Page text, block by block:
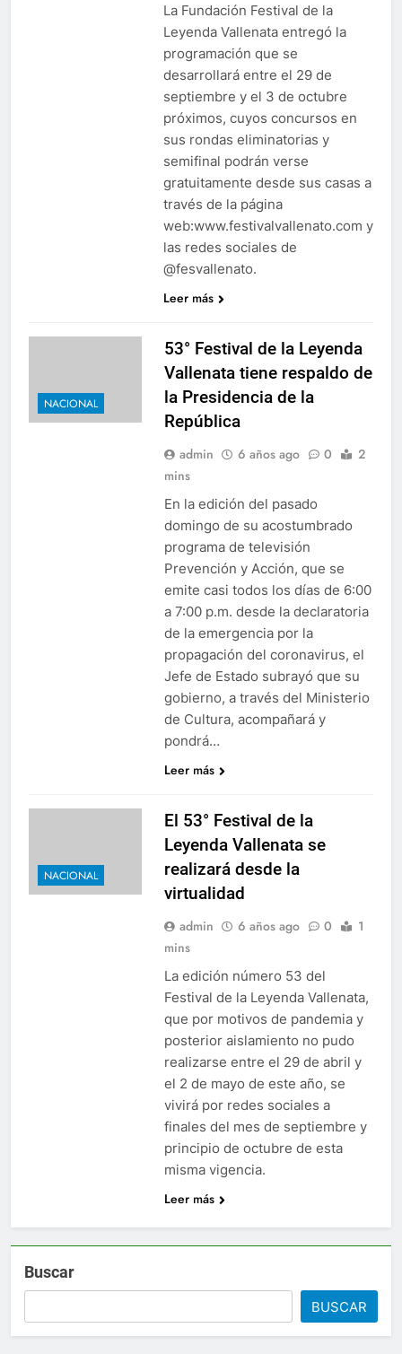
La Fundación Festival de la
Leyenda Vallenata entregó la
programación que se
desarrollará entre el 29 de
septiembre y el 3 de octubre
próximos, cuyos concursos en
sus rondas eliminatorias y
semifinal podrán verse
gratuitamente desde sus casas a
través de la página
web:www.festivalvallenato.com y
las redes sociales de
@fesvallenato.
Leer más
NACIONAL
53° Festival de la Leyenda
Vallenata tiene respaldo de
la Presidencia de la
República
admin 6 años ago 0
2
mins
En la edición del pasado
domingo de su acostumbrado
programa de televisión
Prevención y Acción, que se
emite casi todos los días de 6:00
a 7:00 p.m. desde la declaratoria
de la emergencia por la
propagación del coronavirus, el
Jefe de Estado subrayó que su
gobierno, a través del Ministerio
de Cultura, acompañará y
pondrá…
Leer más
NACIONAL
El 53° Festival de la
Leyenda Vallenata se
realizará desde la
virtualidad
admin 6 años ago 0
1
mins
La edición número 53 del
Festival de la Leyenda Vallenata,
que por motivos de pandemia y
posterior aislamiento no pudo
realizarse entre el 29 de abril y
el 2 de mayo de este año, se
vivirá por redes sociales a
finales del mes de septiembre y
principio de octubre de esta
misma vigencia.
Leer más
Buscar
BUSCAR